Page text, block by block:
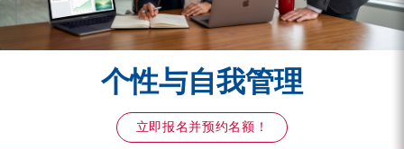
个性与自我管理
立即报名并预约名额！